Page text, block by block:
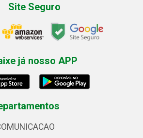
Site Seguro
já nosso APP